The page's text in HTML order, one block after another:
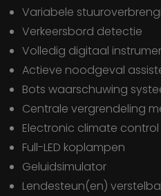
Variabele
Verkeersbord detectie
Volledig digitaal
actieve noodgeval
bots waarschuwing
centrale vergrendeling
electronic climate control
full-LED koplampen
geluidsimulator
lendesteun(en)